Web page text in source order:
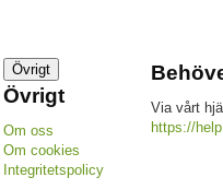
Övrigt
Övrigt
Om oss
Om cookies
Integritetspolicy
Via vårt
https://